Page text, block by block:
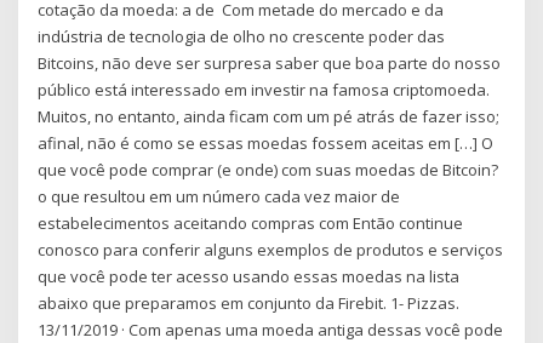
cotação da moeda: a de Com metade do mercado e da
indústria de tecnologia de olho no crescente poder das
Bitcoins, não deve ser surpresa saber que boa parte do nosso
público está interessado em investir na famosa criptomoeda.
Muitos, no entanto, ainda ficam com um pé atrás de fazer isso;
afinal, não é como se essas moedas fossem aceitas em […] O
que você pode comprar (e onde) com suas moedas de Bitcoin?
o que resultou em um número cada vez maior de
estabelecimentos aceitando compras com Então continue
conosco para conferir alguns exemplos de produtos e serviços
que você pode ter acesso usando essas moedas na lista
abaixo que preparamos em conjunto da Firebit. 1- Pizzas.
13/11/2019 · Com apenas uma moeda antiga dessas você pode